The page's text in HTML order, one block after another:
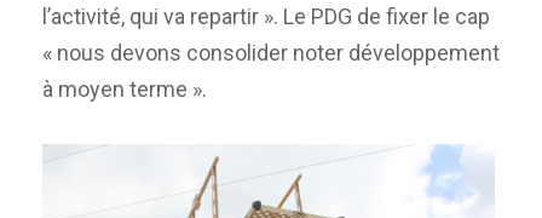
l’activité, qui va repartir ». Le PDG de fixer le cap
« nous devons consolider noter développement
à moyen terme ».